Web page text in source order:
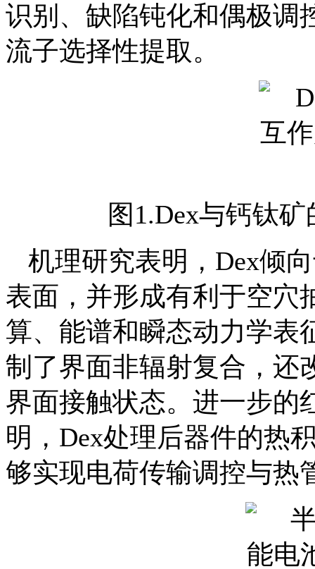
识别、缺陷钝化和偶极调
流子选择性提取。
图1.Dex与钙钛
机理研究表明，Dex倾
表面，并形成有利于空穴
算、能谱和瞬态动力学表
制了界面非辐射复合，还
界面接触状态。进一步的
明，Dex处理后器件的热
够实现电荷传输调控与热